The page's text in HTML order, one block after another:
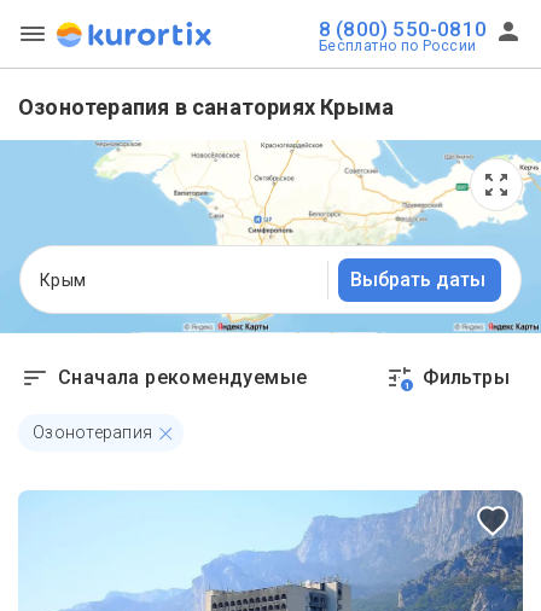
8 (800) 550-0810
Бесплатно по России
Озонотерапия в санаториях Крыма
Крым Выбрать даты
Сначала рекомендуемые 1 Фильтры
Озонотерапия